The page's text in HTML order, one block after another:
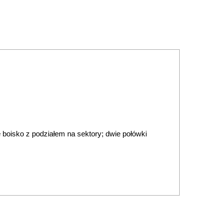
z podziałem na sektory; dwie połówki